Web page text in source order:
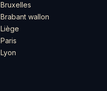
Bruxelles
Brabant wallon
Liège
Paris
Lyon